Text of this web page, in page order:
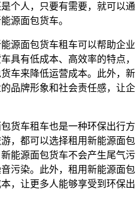
个人，只要有需要，就可以通
源面包货车。
源面包货车租车可以帮助企业
具有低成本、高效率的特点，
车来降低运营成本。此外，新
品牌形象和社会责任感，让企
货车租车也是一种环保出行方
，都可以选择租用新能源面包
能源面包货车不会产生尾气污
污染。此外，租用新能源面包
，让更多人能够享受到环保出